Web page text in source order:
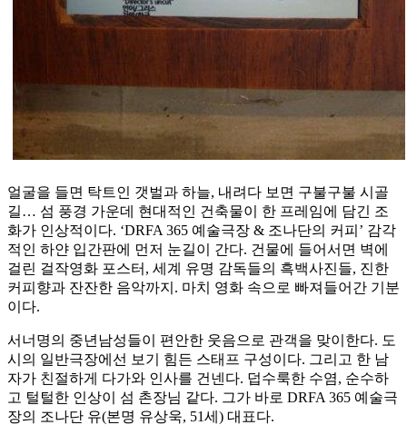
얼굴을 들면 탁트인 갯벌과 하늘, 내려다 보면 구불구불 시골
길… 섬 풍경 가운데 현대적인 건축물이 한 프레임에 담긴 조
화가 인상적이다. ‘DRFA 365 예술극장 & 조나단의 커피’ 감각
적인 하얀 입간판에 먼저 눈길이 간다. 건물에 들어서면 벽에
걸린 걸작영화 포스터, 세계 유명 감독들의 흑백사진들, 진한
커피향과 잔잔한 음악까지. 마치 영화 속으로 빠져들어간 기분
이다.
서너명의 중년남성들이 편안한 웃음으로 관객을 맞이한다. 도
시의 일반극장에선 보기 힘든 스태프 구성이다. 그리고 한 남
자가 친절하게 다가와 인사를 건넨다. 덥수룩한 수염, 순수하
고 털털한 인상이 섬 촌장님 같다. 그가 바로 DRFA 365 예술극
장의 조나단 유(본명 유상욱, 51세) 대표다.